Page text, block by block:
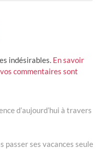
indésirables. En savoir
commentaires sont
d’aujourd’hui à travers
passer ses vacances seule